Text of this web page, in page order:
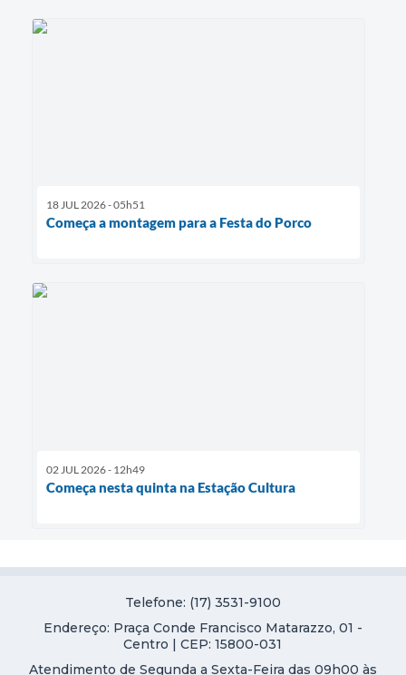
18 JUL 2026 - 05h51
Começa a montagem para a Festa do Porco
02 JUL 2026 - 12h49
Começa nesta quinta na Estação Cultura
Telefone: (17) 3531-9100
Endereço: Praça Conde Francisco Matarazzo, 01 -
Centro | CEP: 15800-031
Atendimento de Segunda a Sexta-Feira das 09h00 às